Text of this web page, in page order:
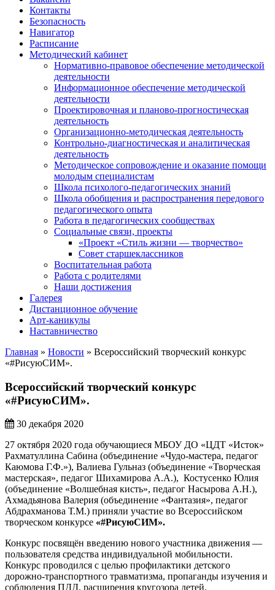
Контакты
Безопасность
Навигатор
Расписание
Методический кабинет
Нормативно-правовое обеспечение методической
деятельности
Информационное обеспечение методической
деятельности
Проектировочная и планово-прогностическая
деятельность
Организационно-методическая деятельность
Контрольно-диагностическая и аналитическая
деятельность
Методическое сопровождение и оказание помощи
молодым специалистам
Школа психолого-педагогических знаний
Школа обобщения и распространения передового
педагогического опыта
Работа в педагогических сообществах
Социальные связи, проекты
«Проект «Стиль жизни — творчество»
Совет старшеклассников
Воспитательная работа
Работа с родителями
Наши достижения
Галерея
Дистанционное обучение
Арт-каникулы
Наставничество
Главная » Новости » Всероссийский творческий конкурс
«#РисуюСИМ».
Всероссийский творческий конкурс
«#РисуюСИМ».
30 декабря 2020
27 октября 2020 года обучающиеся МБОУ ДО «ЦДТ «Исток»
Рахматуллина Сабина (объединение «Чудо-мастера, педагог
Каюмова Г.Ф.»), Валиева Гульназ (объединение «Творческая
мастерская», педагог Шихамирова А.А.), Костусенко Юлия
(объединение «Волшебная кисть», педагог Насырова А.Н.),
Ахмадьянова Валерия (объединение «Фантазия», педагог
Абдрахманова Т.М.) приняли участие во Всероссийском
творческом конкурсе «#РисуюСИМ».
Конкурс посвящён введению нового участника движения —
пользователя средства индивидуальной мобильности.
Конкурс проводился с целью профилактики детского
дорожно-транспортного травматизма, пропаганды изучения и
соблюдения ПДД, расширения кругозора детей.